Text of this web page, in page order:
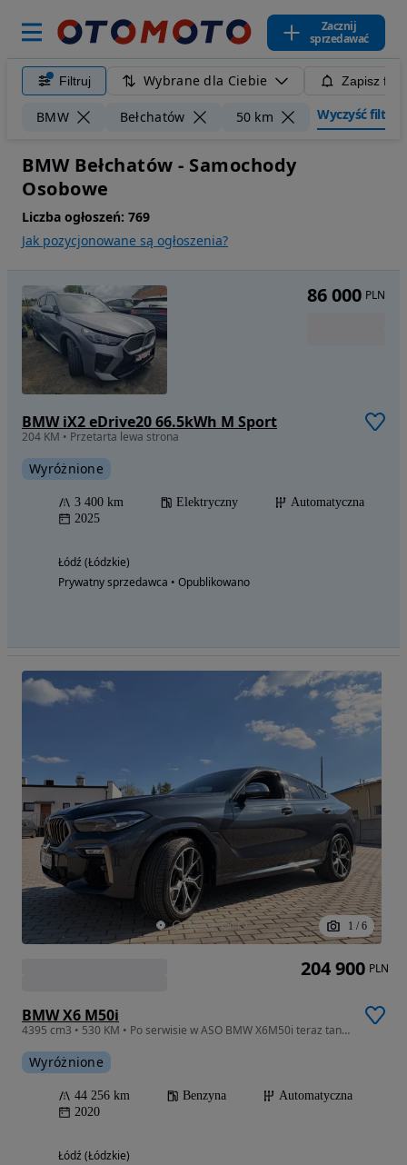
Zacznij
sprzedawać
Filtruj Wybrane dla Ciebie Zapisz
BMW Bełchatów 50 km Wyczyść filtry
BMW Bełchatów - Samochody
Osobowe
Liczba ogłoszeń: 769
Jak pozycjonowane są ogłoszenia?
BMW iX2 eDrive20 66.5kWh M Sport
204 KM • Przetarta lewa strona
Wyróżnione
3 400 km Elektryczny
Automatyczna
2025
Łódź (Łódzkie)
Prywatny sprzedawca • Opublikowano
86 000 PLN
1 / 6
BMW X6 M50i
4395 cm3 • 530 KM • Po serwisie w ASO BMW X6M50i teraz taniej. Faktura VAT 23%
Wyróżnione
44 256 km Benzyna
Automatyczna
2020
Łódź (Łódzkie)
204 900 PLN